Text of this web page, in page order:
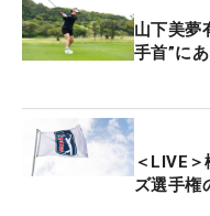
山下美夢
手首”に
＜LIVE
ズ選手権